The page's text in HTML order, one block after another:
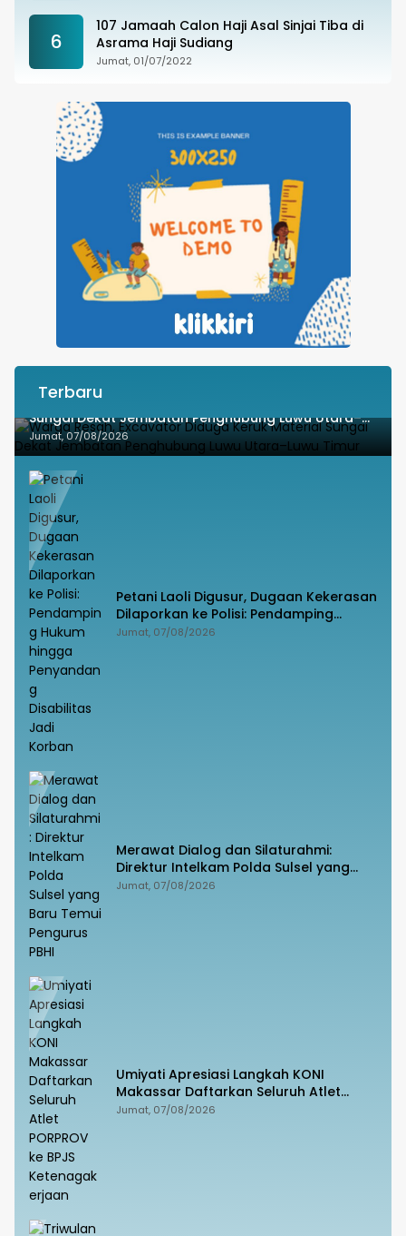
6
107 Jamaah Calon Haji Asal Sinjai Tiba di
Asrama Haji Sudiang
Jumat, 01/07/2022
Terbaru
Warga Resah, Excavator Diduga Keruk Material
Sungai Dekat Jembatan Penghubung Luwu Utara–
Luwu Timur
Jumat, 07/08/2026
Petani Laoli Digusur, Dugaan Kekerasan
Dilaporkan ke Polisi: Pendamping
Hukum hingga Penyandang Disabilitas
Jumat, 07/08/2026
Merawat Dialog dan Silaturahmi:
Direktur Intelkam Polda Sulsel yang
Baru Temui Pengurus PBHI
Jumat, 07/08/2026
Umiyati Apresiasi Langkah KONI
Makassar Daftarkan Seluruh Atlet
PORPROV ke BPJS Ketenagakerjaan
Jumat, 07/08/2026